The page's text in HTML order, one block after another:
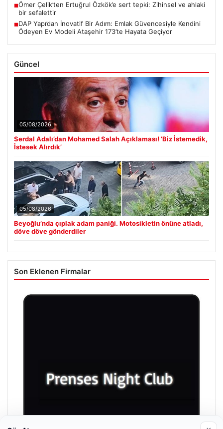
■Ömer Çelik’ten Ertuğrul Özkök’e sert tepki: Zihinsel ve ahlaki
bir sefalettir
■DAP Yapı’dan İnovatif Bir Adım: Emlak Güvencesiyle Kendini
Ödeyen Ev Modeli Ataşehir 173’te Hayata Geçiyor
Güncel
05/08/2026
Serdal Adalı’dan Mohamed Salah Açıklaması! ‘Biz İstemedik,
İstesek Alırdık’
05/08/2026
Beyoğlu’nda çıplak adam paniği. Motosikletin önüne atladı,
döve döve gönderdiler
Son Eklenen Firmalar